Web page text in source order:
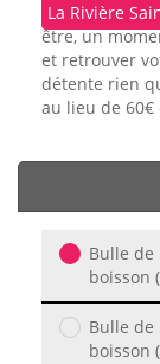
💅 Beauté
🎯 Loisirs
La Rivière
être, un
et retrouver
détente rien
au lieu de 60€
Bulle de
boisson
Bulle de
boisson